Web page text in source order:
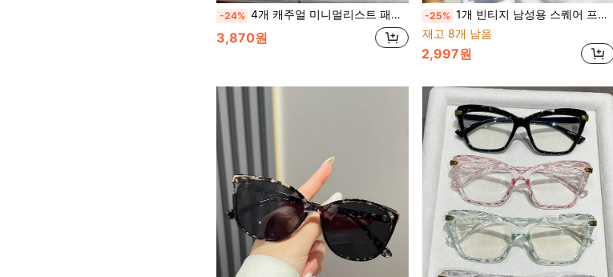
-24% 4개 캐주얼 미니멀리스트 패션 스퀘어 프레임 장식 안경, 여성용 다용도, 일상, 파티, 스트리트 스타일, 여름, 비즈니스, 데이트, 야외, Y2K에 적합
3,870원
-25% 1개 빈티지 남성용 스퀘어 프레임 투명 렌즈 안경, 장식용 프레임 및 템플, Y2K 패션 액세서리, 일상 착용, 파티, 모임 및 스트리트 사진 촬영을 위한 캐주얼 다용도 스타일
재고 8개 남음
2,997원